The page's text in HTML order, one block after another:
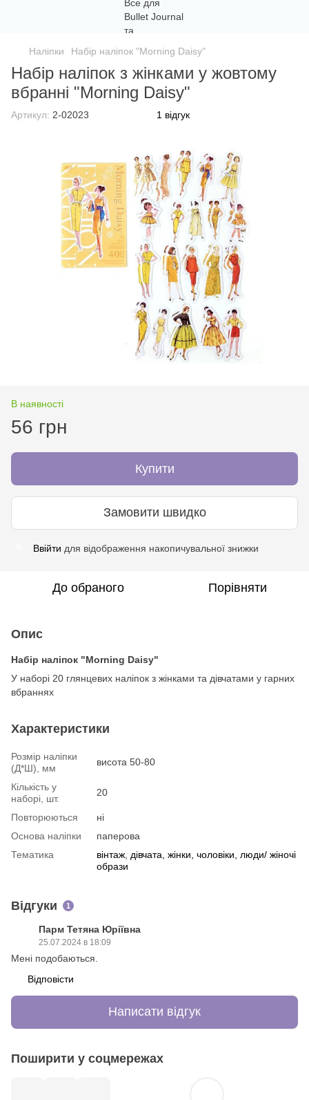
Наліпки Набір наліпок "Morning Daisy"
Набір наліпок з жінками у жовтому
вбранні "Morning Daisy"
Артикул: 2-02023 1 відгук
В наявності
56 грн
Купити
Замовити швидко
Ввійти для відображення накопичувальної знижки
До обраного Порівняти
Опис
Набір наліпок "Morning Daisy"
У наборі 20 глянцевих наліпок з жінками та дівчатами у гарних
вбраннях
Характеристики
Розмір наліпки
(Д*Ш), мм
висота 50-80
Кількість у
наборі, шт.
20
Повторюються
ні
Основа наліпки
паперова
Тематика
вінтаж дівчата, жінки, чоловіки, люди/ жіночі
образи
Відгуки 1
Парм Тетяна Юріївна
25.07.2024 в 18:09
Мені подобаються.
Відповісти
Написати відгук
Поширити у соцмережах